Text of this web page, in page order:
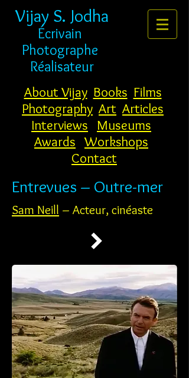
Vijay S. Jodha
Écrivain
Photographe
Réalisateur
About Vijay Books Films
Photography Art Articles
Interviews
Museums
Awards Workshops
Contact
Entrevues – Outre-mer
Sam Neill – Acteur, cinéaste